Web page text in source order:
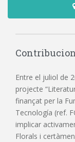
Entre el juliol de
projecte
finançat per la
Tecnología (ref.
implicar
Florals i